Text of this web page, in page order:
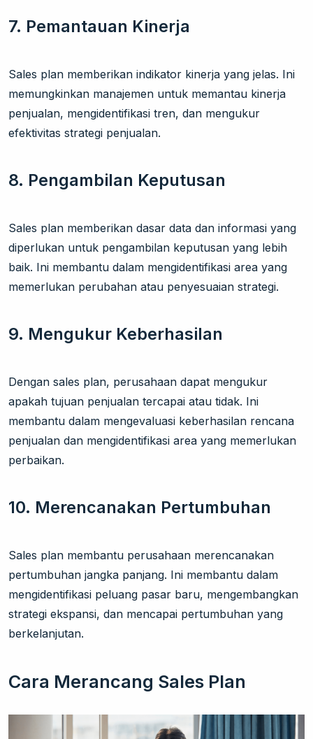
7. Pemantauan Kinerja
Sales plan memberikan indikator kinerja yang jelas. Ini
memungkinkan manajemen untuk memantau kinerja
penjualan, mengidentifikasi tren, dan mengukur
efektivitas strategi penjualan.
8. Pengambilan Keputusan
Sales plan memberikan dasar data dan informasi yang
diperlukan untuk pengambilan keputusan yang lebih
baik. Ini membantu dalam mengidentifikasi area yang
memerlukan perubahan atau penyesuaian strategi.
9. Mengukur Keberhasilan
Dengan sales plan, perusahaan dapat mengukur
apakah tujuan penjualan tercapai atau tidak. Ini
membantu dalam mengevaluasi keberhasilan rencana
penjualan dan mengidentifikasi area yang memerlukan
perbaikan.
10. Merencanakan Pertumbuhan
Sales plan membantu perusahaan merencanakan
pertumbuhan jangka panjang. Ini membantu dalam
mengidentifikasi peluang pasar baru, mengembangkan
strategi ekspansi, dan mencapai pertumbuhan yang
berkelanjutan.
Cara Merancang Sales Plan